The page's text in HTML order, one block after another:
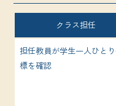
クラス担任
担任教員が学生一人ひと
標を確認